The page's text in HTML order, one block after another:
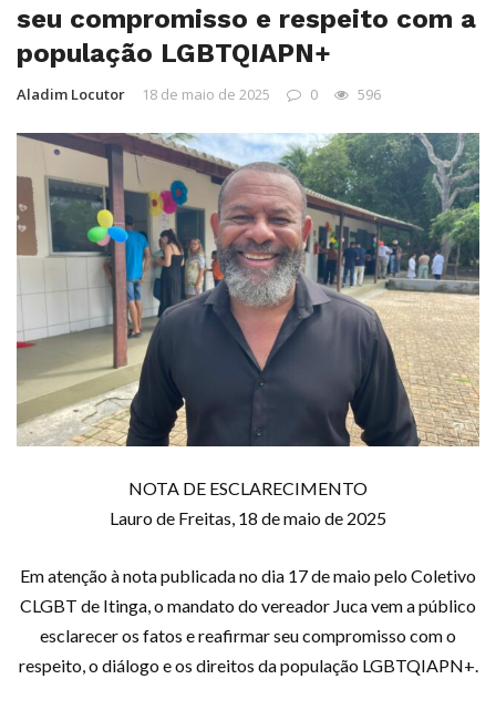
seu compromisso e respeito com a
população LGBTQIAPN+
Aladim Locutor 18 de maio de 2025 0 596
NOTA DE ESCLARECIMENTO
Lauro de Freitas, 18 de maio de 2025
Em atenção à nota publicada no dia 17 de maio pelo Coletivo
CLGBT de Itinga, o mandato do vereador Juca vem a público
esclarecer os fatos e reafirmar seu compromisso com o
respeito, o diálogo e os direitos da população LGBTQIAPN+.